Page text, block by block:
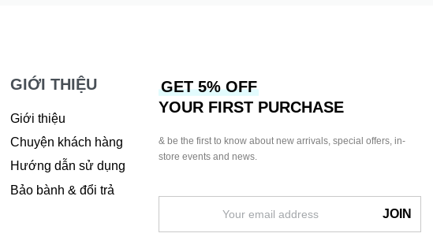
GIỚI THIỆU
Giới thiệu
Chuyện khách hàng
Hướng dẫn sử dụng
Bảo bành & đổi trả
GET 5% OFF
YOUR FIRST PURCHASE
& be the first to know about new arrivals, special offers, in-
store events and news.